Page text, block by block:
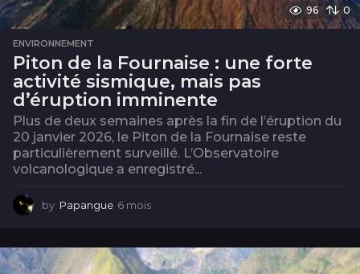
96 0
ENVIRONNEMENT
Piton de la Fournaise : une forte
activité sismique, mais pas
d’éruption imminente
Plus de deux semaines après la fin de l’éruption du
20 janvier 2026, le Piton de la Fournaise reste
particulièrement surveillé. L’Observatoire
volcanologique a enregistré...
by Papangue 6 mois
i
s